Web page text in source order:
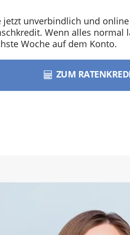
jetzt unverbindlich und
Wenn alles normal
Woche auf dem Konto.
ZUM